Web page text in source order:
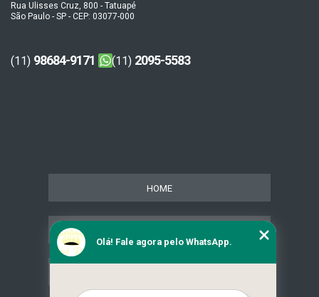
Rua Ulisses Cruz, 800 - Tatuapé
São Paulo - SP - CEP: 03077-000
(11) 98684-9171 (11) 2095-5583
HOME
Olá! Fale agora pelo WhatsApp.